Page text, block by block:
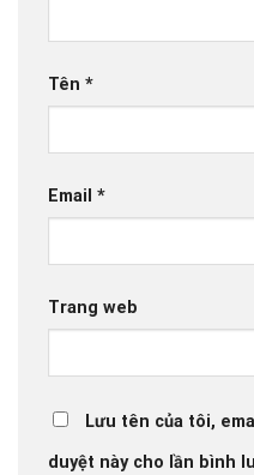
Tên *
Email *
Trang web
Lưu tên của tôi,
duyệt này cho lần bình